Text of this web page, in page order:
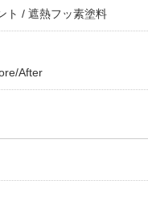
ト / 遮熱フッ素塗料
After